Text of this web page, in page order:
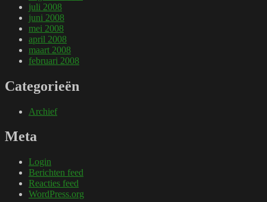
juli 2008
juni 2008
mei 2008
april 2008
maart 2008
februari 2008
Categorieën
Archief
Meta
Login
Berichten feed
Reacties feed
WordPress.org